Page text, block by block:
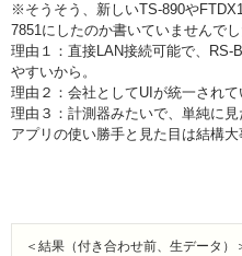
※そうそう、新しいTS-890や
7851にしたのか書いていませんでし
理由１：直接LAN接続可能で、RS-
やすいから。
理由２：会社としてUIが統一されて
理由３：計測器みたいで、単純に見
アプリの使い勝手と見た目は結構大
＜結果（付き合わせ前、生データ）